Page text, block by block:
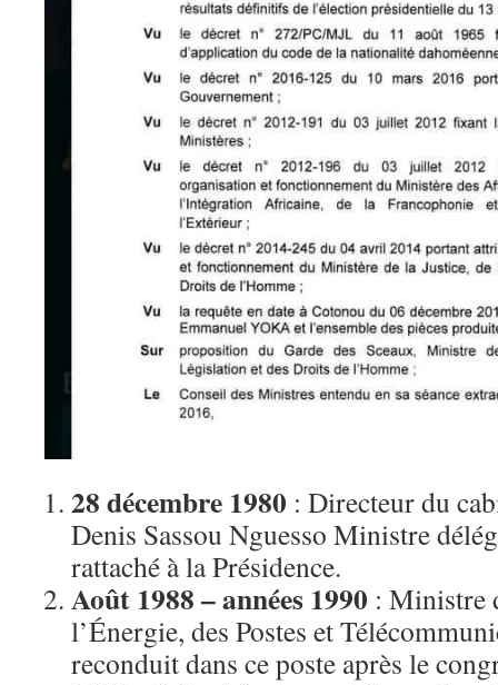
28 décembre 1980 : Directeur du
Denis Sassou Nguesso Ministre
rattaché à la Présidence.
Août 1988 – années 1990 : Ministre
l’Énergie, des Postes et
reconduit dans ce poste après le